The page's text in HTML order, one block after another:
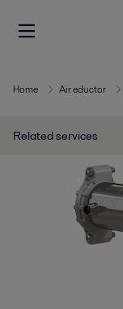
Home Air eductor
Related services